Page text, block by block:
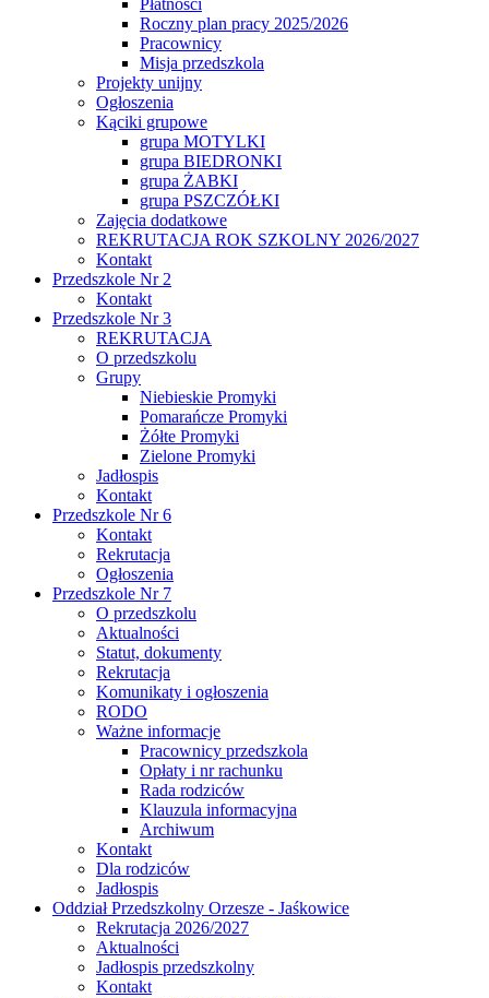
Płatności
Roczny plan pracy 2025/2026
Pracownicy
Misja przedszkola
Projekty unijny
Ogłoszenia
Kąciki grupowe
grupa MOTYLKI
grupa BIEDRONKI
grupa ŻABKI
grupa PSZCZÓŁKI
Zajęcia dodatkowe
REKRUTACJA ROK SZKOLNY 2026/2027
Kontakt
Przedszkole Nr 2
Kontakt
Przedszkole Nr 3
REKRUTACJA
O przedszkolu
Grupy
Niebieskie Promyki
Pomarańcze Promyki
Żółte Promyki
Zielone Promyki
Jadłospis
Kontakt
Przedszkole Nr 6
Kontakt
Rekrutacja
Ogłoszenia
Przedszkole Nr 7
O przedszkolu
Aktualności
Statut, dokumenty
Rekrutacja
Komunikaty i ogłoszenia
RODO
Ważne informacje
Pracownicy przedszkola
Opłaty i nr rachunku
Rada rodziców
Klauzula informacyjna
Archiwum
Kontakt
Dla rodziców
Jadłospis
Oddział Przedszkolny Orzesze - Jaśkowice
Rekrutacja 2026/2027
Aktualności
Jadłospis przedszkolny
Kontakt